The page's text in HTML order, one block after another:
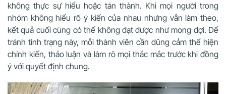
không thực sự hiểu hoặc tán thành. Khi mọi người trong
nhóm không hiểu rõ ý kiến của nhau nhưng vẫn làm theo,
kết quả cuối cùng có thể không đạt được như mong đợi. Để
tránh tình trạng này, mỗi thành viên cần dũng cảm thể hiện
chính kiến, thảo luận và làm rõ mọi thắc mắc trước khi đồng
ý với quyết định chung.